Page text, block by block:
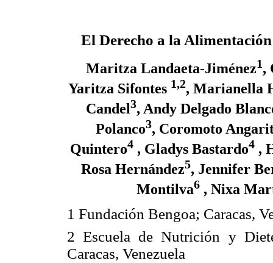
El Derecho a la Alimentación
Maritza Landaeta-Jiménez1,
Yaritza Sifontes 1,2, Marianella
Candel 3, Andy Delgado
Polanco3, Coromoto
Quintero4, Gladys Bastardo4,
Rosa Hernández5, Jennifer
Montilva6 , Nixa
1 Fundación Bengoa; Caracas,
2 Escuela de Nutrición y
Caracas, Venezuela